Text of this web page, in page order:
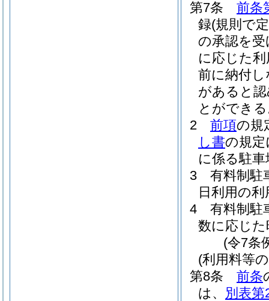
第7条
前条
録(規則で
の承認を
に応じた
前に納付
があると
とができ
2
前項の規
し書の規
に係る駐
3
有料制駐
日利用の
4
有料制駐
数に応じ
(令7条
(利用料等
第8条
前条
は、 別表第